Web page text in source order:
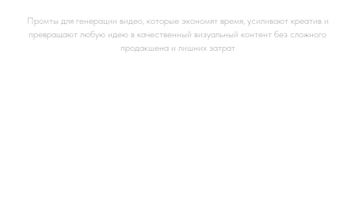
Промты для генерации видео, которые экономят время, усиливают креатив и
превращают любую идею в качественный визуальный контент без сложного
продакшена и лишних затрат